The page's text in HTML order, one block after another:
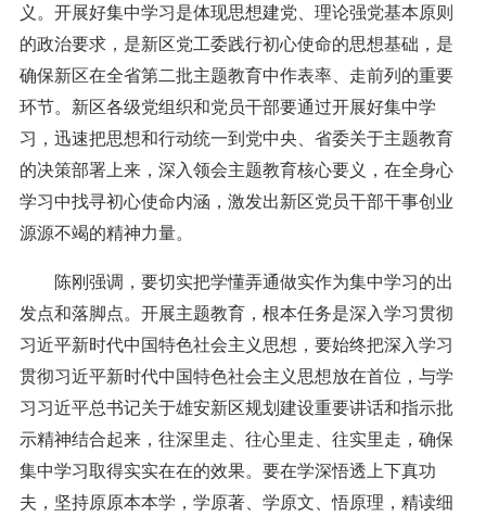
义。开展好集中学习是体现思想建党、理论强党基本原则
的政治要求，是新区党工委践行初心使命的思想基础，是
确保新区在全省第二批主题教育中作表率、走前列的重要
环节。新区各级党组织和党员干部要通过开展好集中学
习，迅速把思想和行动统一到党中央、省委关于主题教育
的决策部署上来，深入领会主题教育核心要义，在全身心
学习中找寻初心使命内涵，激发出新区党员干部干事创业
源源不竭的精神力量。
陈刚强调，要切实把学懂弄通做实作为集中学习的出
发点和落脚点。开展主题教育，根本任务是深入学习贯彻
习近平新时代中国特色社会主义思想，要始终把深入学习
贯彻习近平新时代中国特色社会主义思想放在首位，与学
习习近平总书记关于雄安新区规划建设重要讲话和指示批
示精神结合起来，往深里走、往心里走、往实里走，确保
集中学习取得实实在在的效果。要在学深悟透上下真功
夫，坚持原原本本学，学原著、学原文、悟原理，精读细